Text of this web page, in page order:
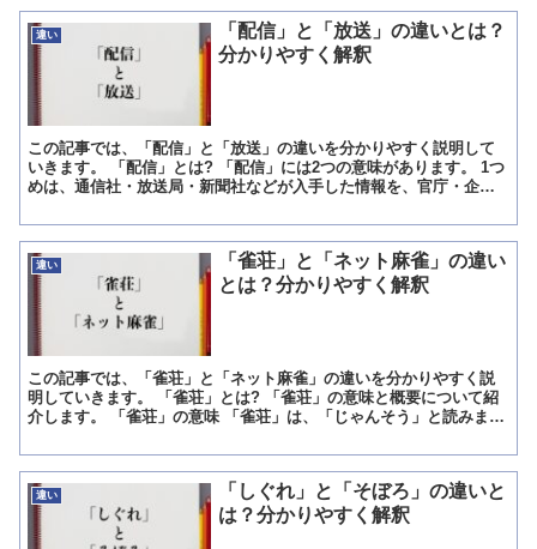
違い
「配信」と「放送」の違いとは？
分かりやすく解釈
この記事では、「配信」と「放送」の違いを分かりやすく説明して
いきます。 「配信」とは? 「配信」には2つの意味があります。 1つ
めは、通信社・放送局・新聞社などが入手した情報を、官庁・企
違い
「雀荘」と「ネット麻雀」の違い
とは？分かりやすく解釈
この記事では、「雀荘」と「ネット麻雀」の違いを分かりやすく説
明していきます。 「雀荘」とは? 「雀荘」の意味と概要について紹
介します。 「雀荘」の意味 「雀荘」は、「じゃんそう」と読みま
違い
「しぐれ」と「そぼろ」の違いと
は？分かりやすく解釈